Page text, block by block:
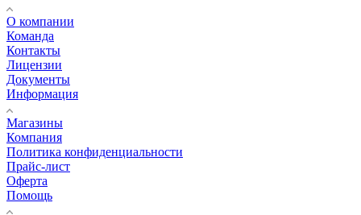
О компании
Команда
Контакты
Лицензии
Документы
Информация
Магазины
Компания
Политика конфиденциальности
Прайс-лист
Оферта
Помощь